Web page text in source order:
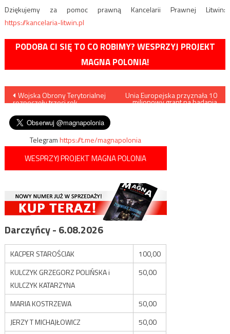
Dziękujemy za pomoc prawną Kancelarii Prawnej Litwin:
https://kancelaria-litwin.pl
PODOBA CI SIĘ TO CO ROBIMY? WESPRZYJ PROJEKT
MAGNA POLONIA!
Nawigacja
wpisu
Wojska Obrony Terytorialnej
rozpoczęły trzeci rok
Unia Europejska przyznała 10
milionowy grant na badania
Telegramhttps://t.me/magnapolonia
WESPRZYJ PROJEKT MAGNA POLONIA
Darczyńcy - 6.08.2026
KACPER STAROŚCIAK
100,00
KULCZYK GRZEGORZ POLIŃSKA i
KULCZYK KATARZYNA
50,00
MARIA KOSTRZEWA
50,00
JERZY T MICHAJŁOWICZ
50,00